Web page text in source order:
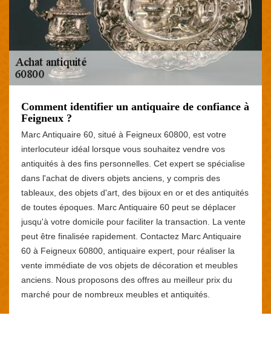
Comment identifier un antiquaire de confiance à
Feigneux ?
Marc Antiquaire 60, situé à Feigneux 60800, est votre
interlocuteur idéal lorsque vous souhaitez vendre vos
antiquités à des fins personnelles. Cet expert se spécialise
dans l'achat de divers objets anciens, y compris des
tableaux, des objets d'art, des bijoux en or et des antiquités
de toutes époques. Marc Antiquaire 60 peut se déplacer
jusqu'à votre domicile pour faciliter la transaction. La vente
peut être finalisée rapidement. Contactez Marc Antiquaire
60 à Feigneux 60800, antiquaire expert, pour réaliser la
vente immédiate de vos objets de décoration et meubles
anciens. Nous proposons des offres au meilleur prix du
marché pour de nombreux meubles et antiquités.